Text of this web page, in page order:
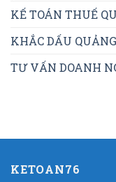
KẾ TOÁN THUẾ
KHẮC DẤU
TƯ VẤN DOANH
KETOAN76